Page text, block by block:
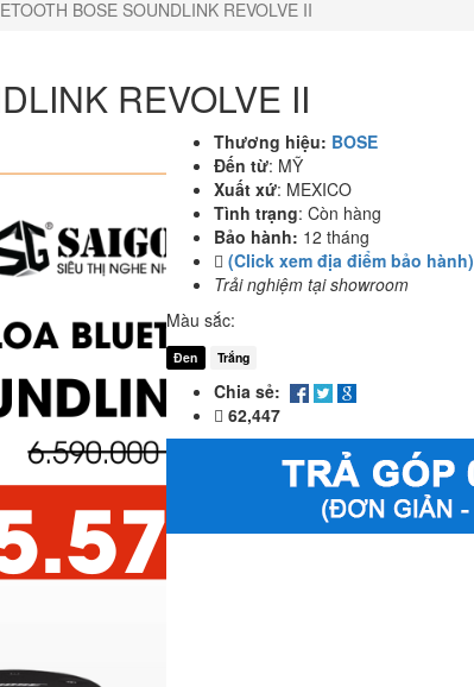
BOSE SOUNDLINK REVOLVE II
REVOLVE II
Thương hiệu: BOSE
Đến từ: MỸ
Xuất xứ: MEXICO
Tình trạng: Còn hàng
Bảo hành: 12 tháng
(Click xem địa điểm bảo hành)
Trải nghiệm tại showroom
Màu sắc:
Đen Trắng
Chia sẻ:
62,447